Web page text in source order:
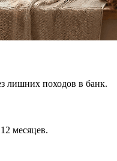
лишних походов в банк.
месяцев.